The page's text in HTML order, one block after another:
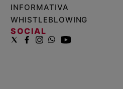
INFORMATIVA
WHISTLEBLOWING
SOCIAL